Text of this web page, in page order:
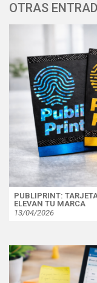
OTRAS
PUBLIPRINT:
ELEVAN TU MARCA
13/04/2026